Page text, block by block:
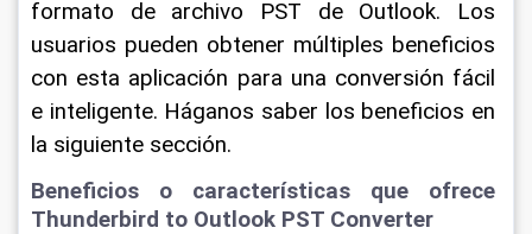
formato de archivo PST de Outlook. Los
usuarios pueden obtener múltiples beneficios
con esta aplicación para una conversión fácil
e inteligente. Háganos saber los beneficios en
la siguiente sección.
Beneficios o características que ofrece
Thunderbird to Outlook PST Converter